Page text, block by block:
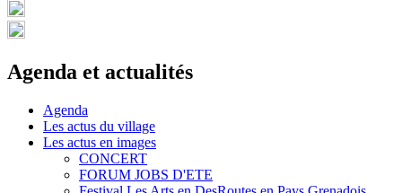
Agenda et actualités
Agenda
Les actus du village
Les actus en images
CONCERT
FORUM JOBS D'ETE